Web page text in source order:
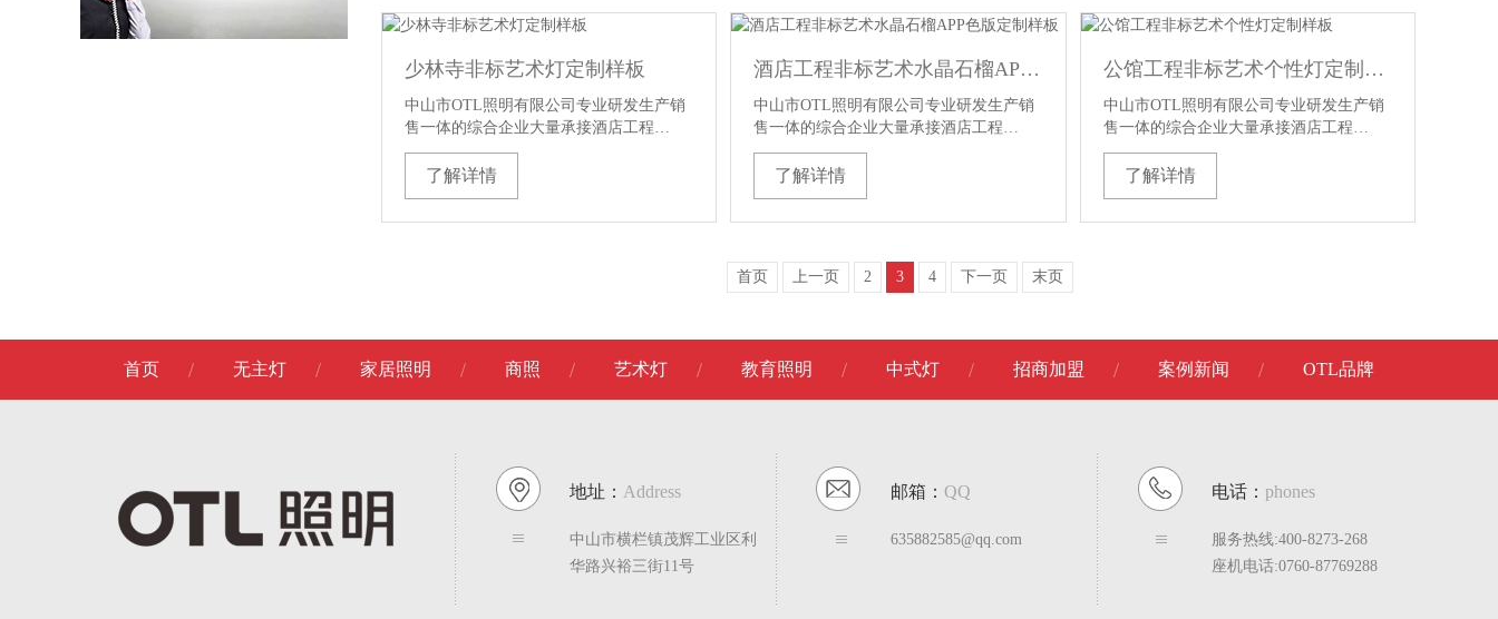
少林寺非标艺术灯定制样板
中山市OTL照明有限公司专业研发生产销
售一体的综合企业大量承接酒店工程…
了解详情
酒店工程非标艺术水晶石榴APP色版定制样板
中山市OTL照明有限公司专业研发生产销
售一体的综合企业大量承接酒店工程…
了解详情
公馆工程非标艺术个性灯定制样板
中山市OTL照明有限公司专业研发生产销
售一体的综合企业大量承接酒店工程…
了解详情
首页 上一页 2 3 4 下一页 末页
首页 无主灯 家居照明 商照 艺术灯 教育照明 中式灯 招商加盟 案例新闻 OTL品牌
地址： Address
中山市横栏镇茂辉工业区利
华路兴裕三街11号
邮箱： QQ
635882585@qq.com
电话： phones
服务热线:400-8273-268
座机电话:0760-87769288